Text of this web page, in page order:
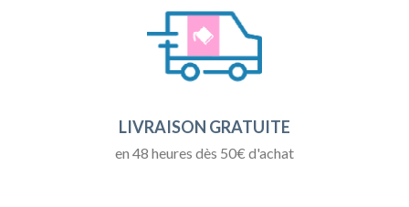
LIVRAISON GRATUITE
en 48 heures dès 50€ d'achat